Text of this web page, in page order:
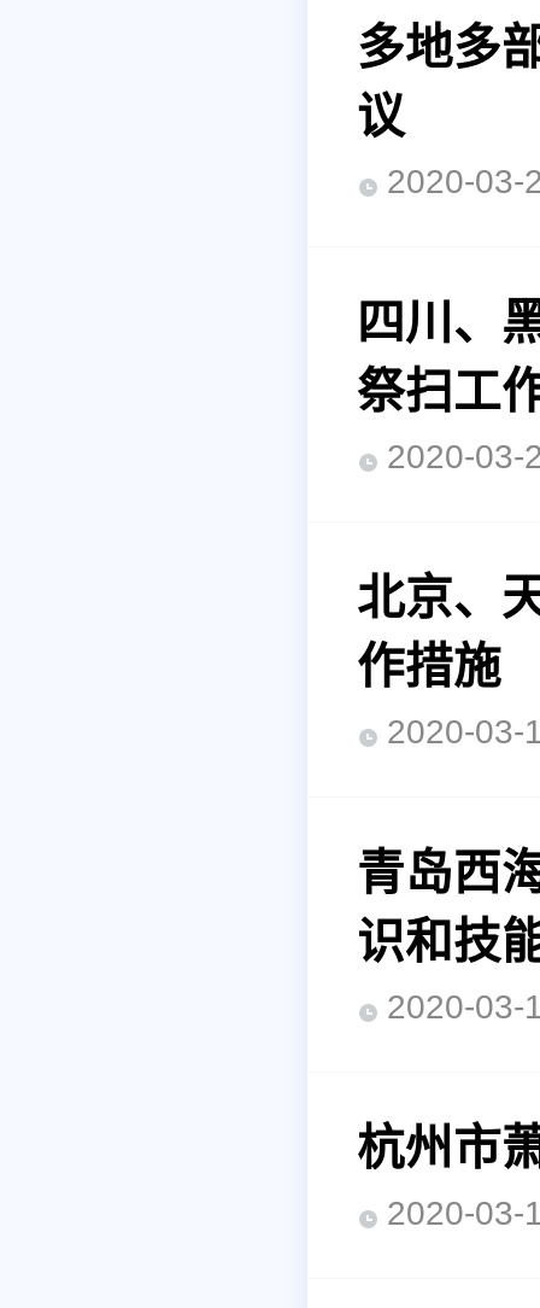
多地多
议
2020-
四川、
祭扫工
2020-
北京、
作措施
2020-
青岛西
识和技
2020-
杭州市
2020-